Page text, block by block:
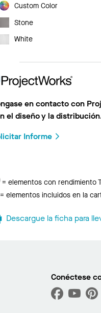
foto
Custom Color
Stone
White
en contacto con
el diseño y la
Informe
Total
Acoustics
= elementos con rendimiento
Sustain
= elementos incluidos en la
Descargue la ficha para
Conéctese